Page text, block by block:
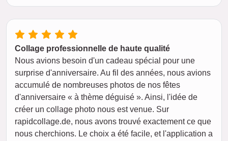
Collage professionnelle de haute qualité
Nous avions besoin d'un cadeau spécial pour une
surprise d'anniversaire. Au fil des années, nous avions
accumulé de nombreuses photos de nos fêtes
d'anniversaire « à thème déguisé ». Ainsi, l'idée de
créer un collage photo nous est venue. Sur
rapidcollage.de, nous avons trouvé exactement ce que
nous cherchions. Le choix a été facile, et l'application a